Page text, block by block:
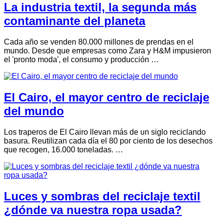
La industria textil, la segunda más
contaminante del planeta
Cada año se venden 80.000 millones de prendas en el
mundo. Desde que empresas como Zara y H&M impusieron
el 'pronto moda', el consumo y producción …
El Cairo, el mayor centro de reciclaje
del mundo
Los traperos de El Cairo llevan más de un siglo reciclando
basura. Reutilizan cada día el 80 por ciento de los desechos
que recogen, 16.000 toneladas. …
Luces y sombras del reciclaje textil
¿dónde va nuestra ropa usada?